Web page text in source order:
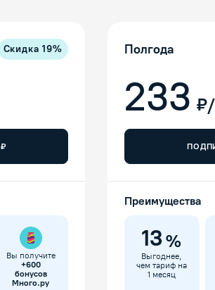
Скидка19%
₽
Вы получите
+600
бонусов
Много.ру
Полгода
233
Преимущества
13 %
Выгоднее,
чем тариф на
1 месяц